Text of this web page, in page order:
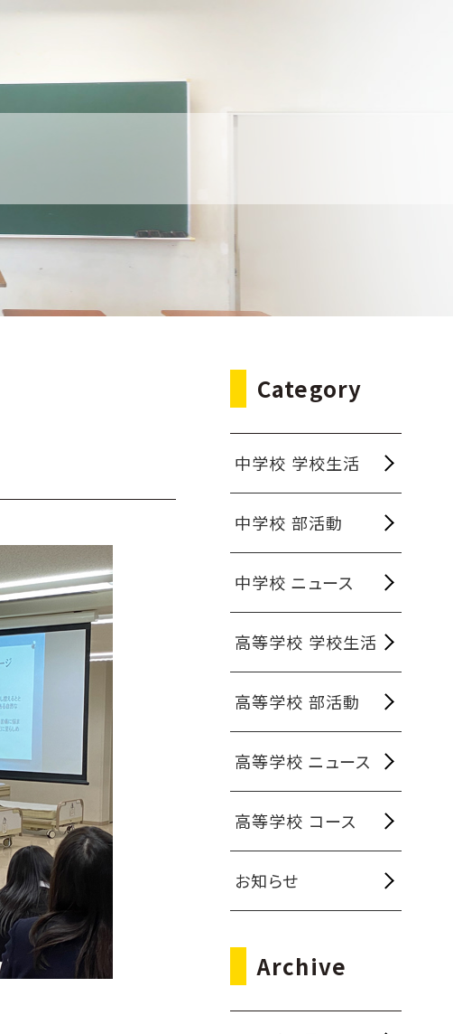
Category
中学校 学校生活
中学校 部活動
中学校 ニュース
高等学校 学校生活
高等学校 部活動
高等学校 ニュース
高等学校 コース
お知らせ
Archive